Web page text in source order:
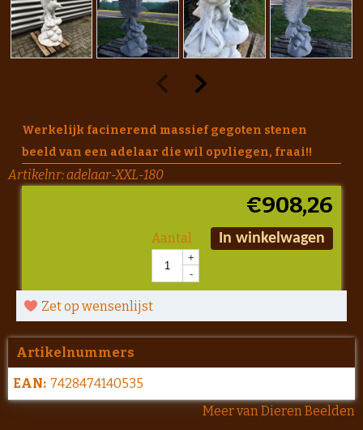
Werkelijk facinerend massief gegoten stenen
beeld van een adelaar die wil opvliegen, fraai!!
Artikelnr:adelaar-XXL-180
€908,26
Aantal
+
-
In winkelwagen
Zet op wensenlijst
Artikelnummers
EAN: 7428474140535
Meer van Dieren Beelden